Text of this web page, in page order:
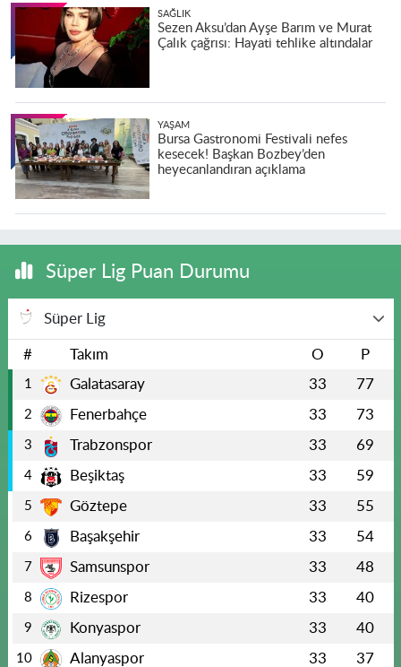
SAĞLIK
Sezen Aksu’dan Ayşe Barım ve Murat
Çalık çağrısı: Hayati tehlike altındalar
YAŞAM
Bursa Gastronomi Festivali nefes
kesecek! Başkan Bozbey’den
heyecanlandıran açıklama
Süper Lig Puan Durumu
Süper Lig
# Takım O P
1 Galatasaray 33 77
2 Fenerbahçe 33 73
3 Trabzonspor 33 69
4 Beşiktaş 33 59
5 Göztepe 33 55
6 Başakşehir 33 54
7 Samsunspor 33 48
8 Rizespor 33 40
9 Konyaspor 33 40
10 Alanyaspor 33 37